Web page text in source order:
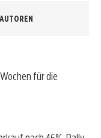
für die